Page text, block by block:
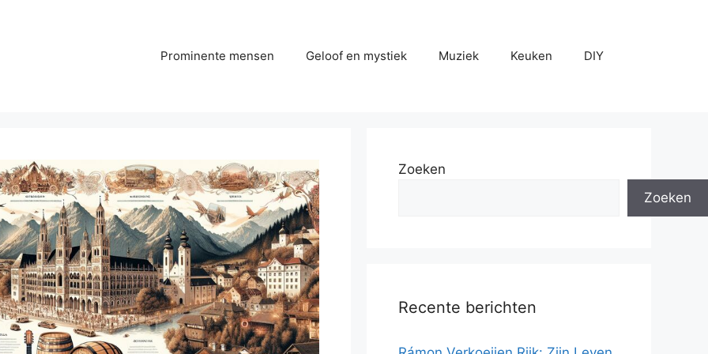
Prominente mensen Geloof en mystiek Muziek Keuken DIY
Zoeken
Zoeken
Recente berichten